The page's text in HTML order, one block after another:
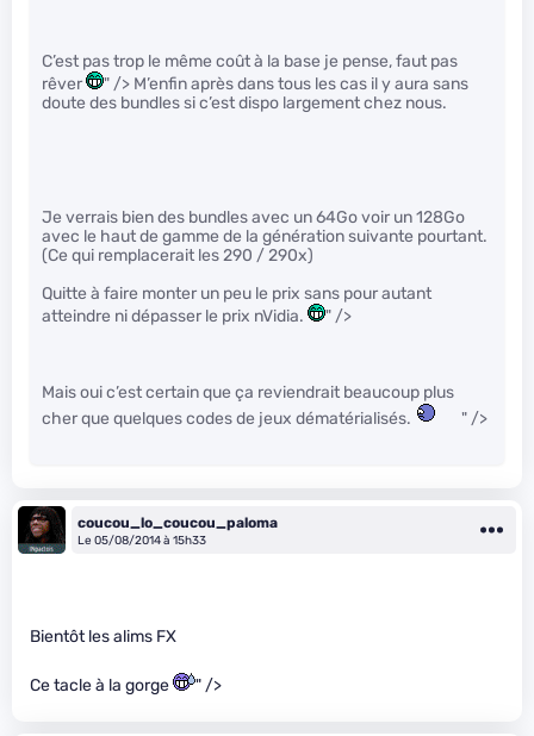
C’est pas trop le même coût à la base je pense, faut pas
rêver
" /> M’enfin après dans tous les cas il y aura sans
doute des bundles si c’est dispo largement chez nous.
Je verrais bien des bundles avec un 64Go voir un 128Go
avec le haut de gamme de la génération suivante pourtant.
(Ce qui remplacerait les 290 / 290x)
Quitte à faire monter un peu le prix sans pour autant
atteindre ni dépasser le prix nVidia.
" />
Mais oui c’est certain que ça reviendrait beaucoup plus
cher que quelques codes de jeux dématérialisés.
" />
coucou_lo_coucou_paloma
Le 05/08/2014 à 15h33
Bientôt les alims FX
Ce tacle à la gorge " />